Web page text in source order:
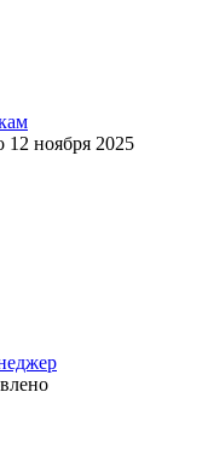
12 ноября 2025